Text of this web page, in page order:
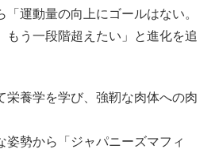
運動量の向上にゴールはない。
もう一段階超えたい」と進化を追
栄養学を学び、強靭な肉体への肉
姿勢から「ジャパニーズマフィ